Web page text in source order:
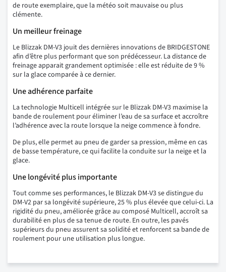
de route exemplaire, que la météo soit mauvaise ou plus
clémente.
Un meilleur freinage
Le Blizzak DM-V3 jouit des dernières innovations de BRIDGESTONE
afin d’être plus performant que son prédécesseur. La distance de
freinage apparait grandement optimisée : elle est réduite de 9 %
sur la glace comparée à ce dernier.
Une adhérence parfaite
La technologie Multicell intégrée sur le Blizzak DM-V3 maximise la
bande de roulement pour éliminer l’eau de sa surface et accroître
l’adhérence avec la route lorsque la neige commence à fondre.
De plus, elle permet au pneu de garder sa pression, même en cas
de basse température, ce qui facilite la conduite sur la neige et la
glace.
Une longévité plus importante
Tout comme ses performances, le Blizzak DM-V3 se distingue du
DM-V2 par sa longévité supérieure, 25 % plus élevée que celui-ci. La
rigidité du pneu, améliorée grâce au composé Multicell, accroît sa
durabilité en plus de sa tenue de route. En outre, les pavés
supérieurs du pneu assurent sa solidité et renforcent sa bande de
roulement pour une utilisation plus longue.